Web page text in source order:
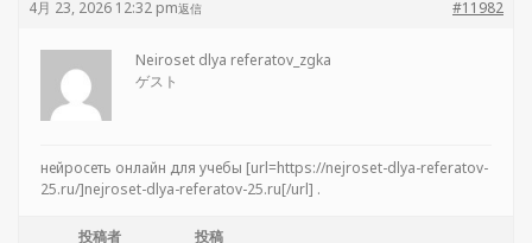
4月 23, 2026 12:32 pm #11982
返信
Neiroset dlya referatov_zgka
ゲスト
нейросеть онлайн для учебы [url=https://nejroset-dlya-referatov-
25.ru/]nejroset-dlya-referatov-25.ru[/url] .
投稿者 投稿